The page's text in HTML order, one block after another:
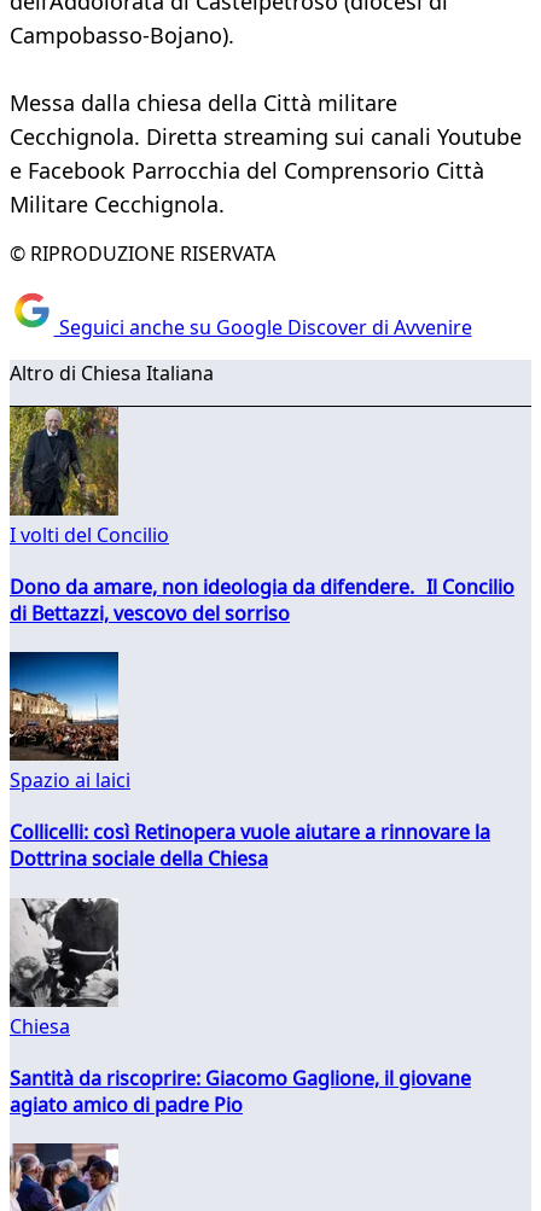
Campobasso-Bojano).
Messa dalla chiesa della Città militare
Cecchignola. Diretta streaming sui canali Youtube
e Facebook Parrocchia del Comprensorio Città
Militare Cecchignola.
© RIPRODUZIONE RISERVATA
Seguici anche su Google Discover di Avvenire
Altro di Chiesa Italiana
I volti del Concilio
Dono da amare, non ideologia da difendere. Il Concilio
di Bettazzi, vescovo del sorriso
Spazio ai laici
Collicelli: così Retinopera vuole aiutare a rinnovare la
Dottrina sociale della Chiesa
Chiesa
Santità da riscoprire: Giacomo Gaglione, il giovane
agiato amico di padre Pio